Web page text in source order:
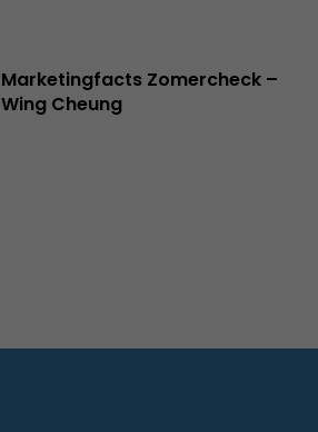
Marketingfacts Zomercheck –
Wing Cheung